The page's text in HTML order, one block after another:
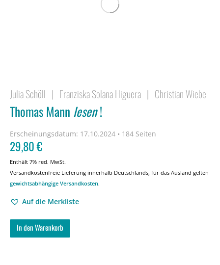
Julia Schöll | Franziska Solana Higuera | Christian Wiebe
Thomas Mann lesen!
Erscheinungsdatum: 17.10.2024 • 184 Seiten
29,80€
Enthält 7% red. MwSt.
Versandkostenfreie Lieferung innerhalb Deutschlands, für das Ausland gelten
gewichtsabhängige Versandkosten.
Auf die Merkliste
In den Warenkorb